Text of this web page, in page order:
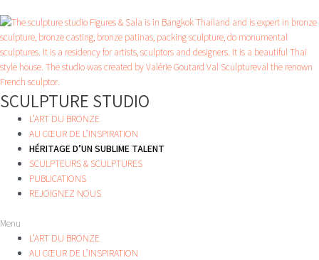
au
contenu
SCULPTURE STUDIO
L’ART DU BRONZE
AU CŒUR DE L’INSPIRATION
HÉRITAGE D’UN SUBLIME TALENT
SCULPTEURS & SCULPTURES
PUBLICATIONS
REJOIGNEZ NOUS
Menu
L’ART DU BRONZE
AU CŒUR DE L’INSPIRATION